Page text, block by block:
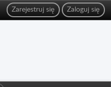
Zaloguj się
Zarejestruj się